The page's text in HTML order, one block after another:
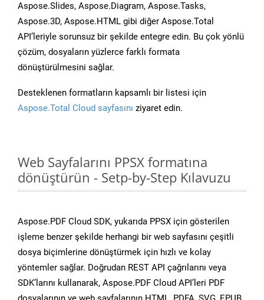
Aspose.Slides, Aspose.Diagram, Aspose.Tasks,
Aspose.3D, Aspose.HTML gibi diğer Aspose.Total
API’leriyle sorunsuz bir şekilde entegre edin. Bu çok yönlü
çözüm, dosyaların yüzlerce farklı formata
dönüştürülmesini sağlar.
Desteklenen formatların kapsamlı bir listesi için
Aspose.Total Cloud sayfasını ziyaret edin.
Web Sayfalarını PPSX formatına
dönüştürün - Setp-by-Step Kılavuzu
Aspose.PDF Cloud SDK, yukarıda PPSX için gösterilen
işleme benzer şekilde herhangi bir web sayfasını çeşitli
dosya biçimlerine dönüştürmek için hızlı ve kolay
yöntemler sağlar. Doğrudan REST API çağrılarını veya
SDK’larını kullanarak, Aspose.PDF Cloud API’leri PDF